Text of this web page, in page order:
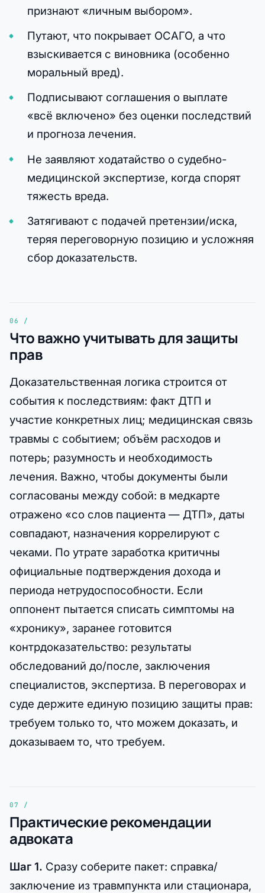
признают «личным выбором».
Путают, что покрывает ОСАГО, а что
взыскивается с виновника (особенно
моральный вред).
Подписывают соглашения о выплате
«всё включено» без оценки последствий
и прогноза лечения.
Не заявляют ходатайство о судебно-
медицинской экспертизе, когда спорят
тяжесть вреда.
Затягивают с подачей претензии/иска,
теряя переговорную позицию и усложняя
сбор доказательств.
Что важно учитывать для защиты
прав
Доказательственная логика строится от
события к последствиям: факт ДТП и
участие конкретных лиц; медицинская связь
травмы с событием; объём расходов и
потерь; разумность и необходимость
лечения. Важно, чтобы документы были
согласованы между собой: в медкарте
отражено «со слов пациента — ДТП», даты
совпадают, назначения коррелируют с
чеками. По утрате заработка критичны
официальные подтверждения дохода и
периода нетрудоспособности. Если
оппонент пытается списать симптомы на
«хронику», заранее готовится
контрдоказательство: результаты
обследований до/после, заключения
специалистов, экспертиза. В переговорах и
суде держите единую позицию защиты прав:
требуем только то, что можем доказать, и
доказываем то, что требуем.
Практические рекомендации
адвоката
Шаг 1. Сразу соберите пакет: справка/
заключение из травмпункта или стационара,